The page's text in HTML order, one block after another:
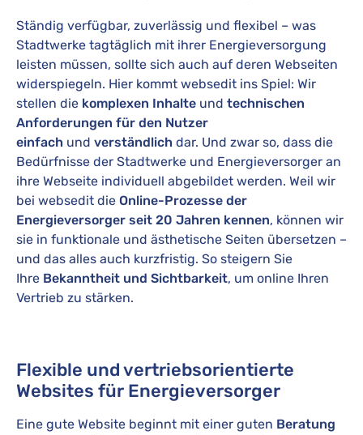
Ständig verfügbar, zuverlässig und flexibel – was
Stadtwerke tagtäglich mit ihrer Energieversorgung
leisten müssen, sollte sich auch auf deren Webseiten
widerspiegeln. Hier kommt websedit ins Spiel: Wir
stellen die komplexen Inhalte und technischen
Anforderungen für den Nutzer
einfach und verständlich dar. Und zwar so, dass die
Bedürfnisse der Stadtwerke und Energieversorger an
ihre Webseite individuell abgebildet werden. Weil wir
bei websedit die Online-Prozesse der
Energieversorger seit 20 Jahren kennen, können wir
sie in funktionale und ästhetische Seiten übersetzen –
und das alles auch kurzfristig. So steigern Sie
Ihre Bekanntheit und Sichtbarkeit, um online Ihren
Vertrieb zu stärken.
Flexible und vertriebsorientierte
Websites für Energieversorger
Eine gute Website beginnt mit einer guten Beratung